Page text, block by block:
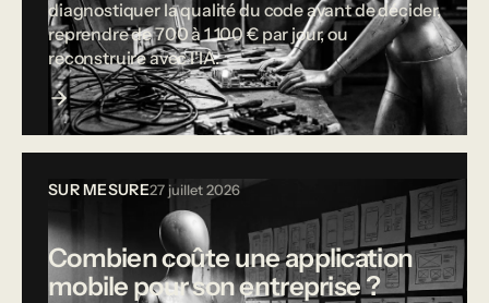
diagnostiquer la qualité du code avant de décider,
reprendre de 700 à 1 100 € par jour, ou
reconstruire avec l'IA.
SUR MESURE27 juillet 2026
Combien coûte une application
mobile pour son entreprise ?